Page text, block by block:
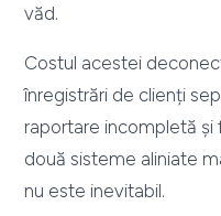
văd.
Costul acestei
înregistrări de clienți
raportare incompletă și
două sisteme aliniate
nu este inevitabil.